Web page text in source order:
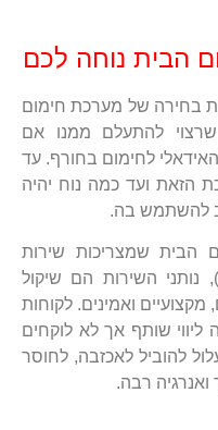
הבית נוחה לכם
בחירה של מערכת חימום
להתעלם ממנו אם
לחימום בחורף. עד
הזאת ועד כמה נוח יהיה
להשתמש בה.
הבית שמצריכות שירות
נותני השירות הם שיקול
מקצועיים ואמינים. לקוחות
שותף אך לא לוקחים
להוביל לאכזבה, לחוסר
ואנרגיה רבה.